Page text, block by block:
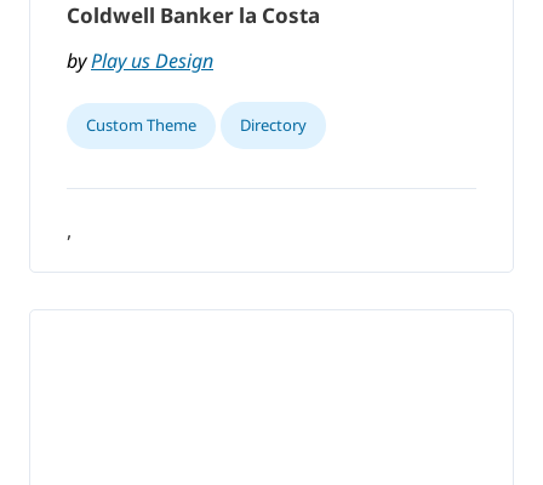
Coldwell Banker la Costa
byPlay us Design
Custom Theme Directory
,